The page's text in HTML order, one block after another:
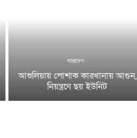
সারাদেশ
আশুলিয়ায় পোশাক কারখানায় আগুন,
নিয়ন্ত্রণে ছয় ইউনিট